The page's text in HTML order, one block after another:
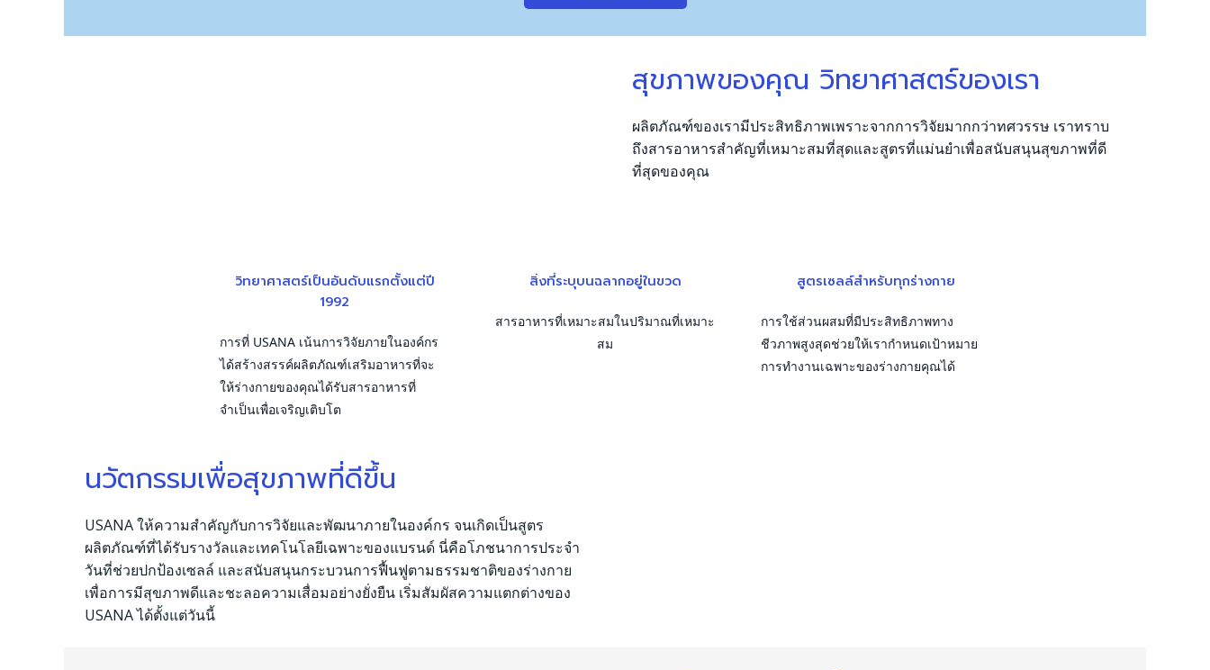
สุขภาพของคุณ วิทยาศาสตร์ของเรา
ผลิตภัณฑ์ของเรามีประสิทธิภาพเพราะจากการวิจัยมากกว่าทศวรรษ เราทราบ
ถึงสารอาหารสำคัญที่เหมาะสมที่สุดและสูตรที่แม่นยำเพื่อสนับสนุนสุขภาพที่ดี
ที่สุดของคุณ
วิทยาศาสตร์เป็นอันดับแรกตั้งแต่ปี
1992
การที่ USANA เน้นการวิจัยภายในองค์กร
ได้สร้างสรรค์ผลิตภัณฑ์เสริมอาหารที่จะ
ให้ร่างกายของคุณได้รับสารอาหารที่
จำเป็นเพื่อเจริญเติบโต
สิ่งที่ระบุบนฉลากอยู่ในขวด
สารอาหารที่เหมาะสมในปริมาณที่เหมาะ
สม
สูตรเซลล์สำหรับทุกร่างกาย
การใช้ส่วนผสมที่มีประสิทธิภาพทาง
ชีวภาพสูงสุดช่วยให้เรากำหนดเป้าหมาย
การทำงานเฉพาะของร่างกายคุณได้
นวัตกรรมเพื่อสุขภาพที่ดีขึ้น
USANA ให้ความสำคัญกับการวิจัยและพัฒนาภายในองค์กร จนเกิดเป็นสูตร
ผลิตภัณฑ์ที่ได้รับรางวัลและเทคโนโลยีเฉพาะของแบรนด์ นี่คือโภชนาการประจำ
วันที่ช่วยปกป้องเซลล์ และสนับสนุนกระบวนการฟื้นฟูตามธรรมชาติของร่างกาย
เพื่อการมีสุขภาพดีและชะลอความเสื่อมอย่างยั่งยืน เริ่มสัมผัสความแตกต่างของ
USANA ได้ตั้งแต่วันนี้